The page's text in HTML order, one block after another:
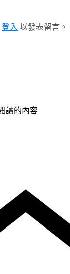
登入 以發表留言。
讀的內容